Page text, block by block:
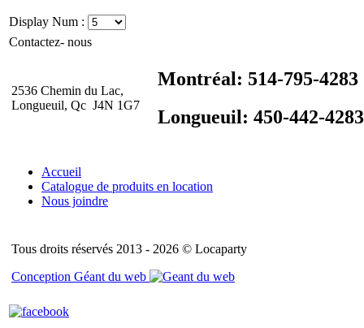
Display Num :
Contactez- nous
2536 Chemin du Lac,
Longueuil, Qc J4N 1G7
Montréal: 514-795-4283
Longueuil: 450-442-4283
Accueil
Catalogue de produits en location
Nous joindre
Tous droits réservés 2013 - 2026 © Locaparty
Conception Géant du web